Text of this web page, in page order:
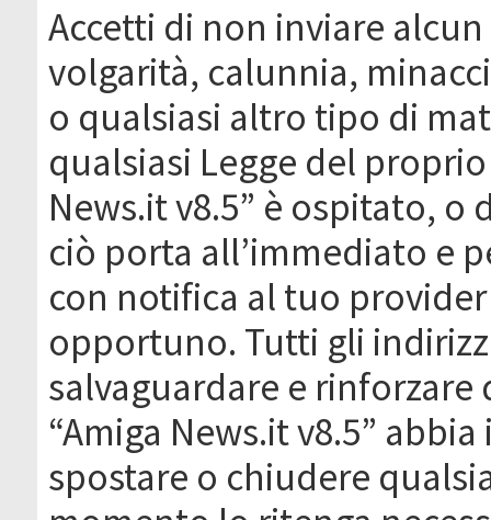
Accetti di non inviare
volgarità, calunnia,
o qualsiasi altro tipo di
qualsiasi Legge del
News.it v8.5” è ospitato, o
ciò porta all’immediato e
con notifica al tuo
opportuno. Tutti gli
salvaguardare e
“Amiga News.it v8.5”
spostare o chiudere